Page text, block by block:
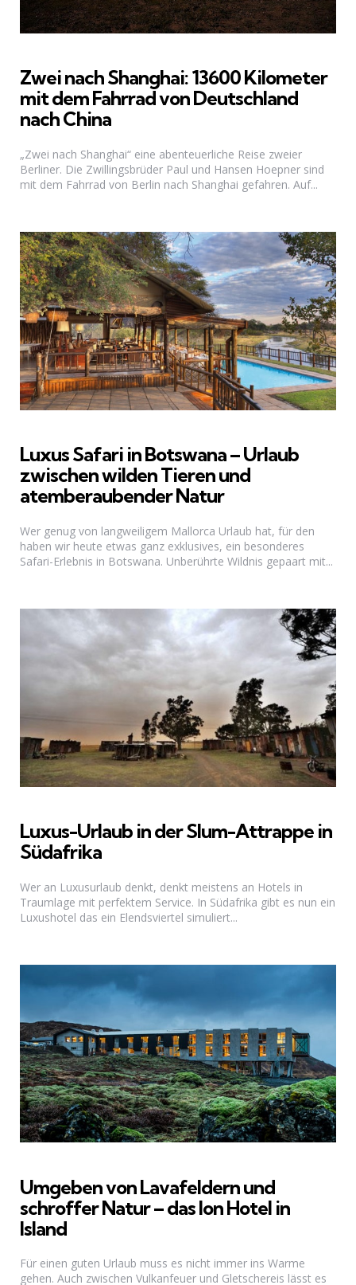
Zwei nach Shanghai: 13600 Kilometer
mit dem Fahrrad von Deutschland
nach China
„Zwei nach Shanghai“ eine abenteuerliche Reise zweier
Berliner. Die Zwillingsbrüder Paul und Hansen Hoepner sind
mit dem Fahrrad von Berlin nach Shanghai gefahren. Auf...
Luxus Safari in Botswana – Urlaub
zwischen wilden Tieren und
atemberaubender Natur
Wer genug von langweiligem Mallorca Urlaub hat, für den
haben wir heute etwas ganz exklusives, ein besonderes
Safari-Erlebnis in Botswana. Unberührte Wildnis gepaart mit...
Luxus-Urlaub in der Slum-Attrappe in
Südafrika
Wer an Luxusurlaub denkt, denkt meistens an Hotels in
Traumlage mit perfektem Service. In Südafrika gibt es nun ein
Luxushotel das ein Elendsviertel simuliert...
Umgeben von Lavafeldern und
schroffer Natur – das Ion Hotel in
Island
Für einen guten Urlaub muss es nicht immer ins Warme
gehen. Auch zwischen Vulkanfeuer und Gletschereis lässt es